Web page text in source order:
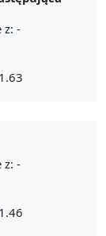
z: -
z: -